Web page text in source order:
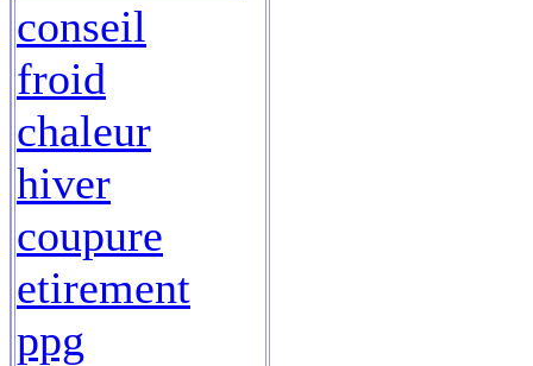
conseil
froid
chaleur
hiver
coupure
etirement
ppg